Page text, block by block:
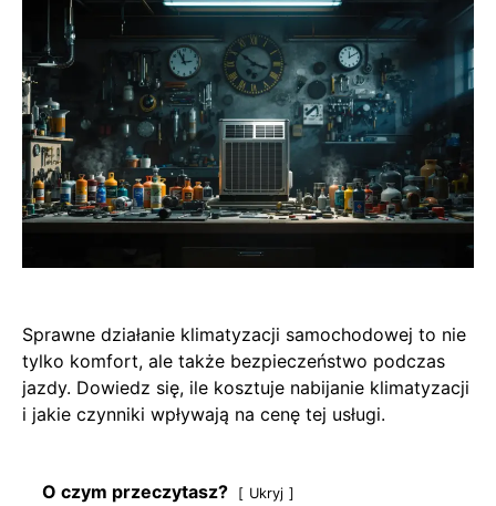
Sprawne działanie klimatyzacji samochodowej to nie
tylko komfort, ale także bezpieczeństwo podczas
jazdy. Dowiedz się, ile kosztuje nabijanie klimatyzacji
i jakie czynniki wpływają na cenę tej usługi.
O czym przeczytasz? Ukryj